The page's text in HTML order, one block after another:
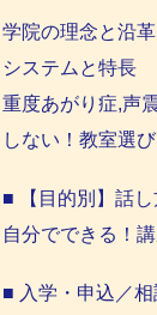
学院の理念と沿革
システムと特長
重度あがり症,声
しない！教室選び
■ 【目的別】話
自分でできる！
■ 入学・申込／相